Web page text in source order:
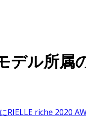
デル所
riche 2020